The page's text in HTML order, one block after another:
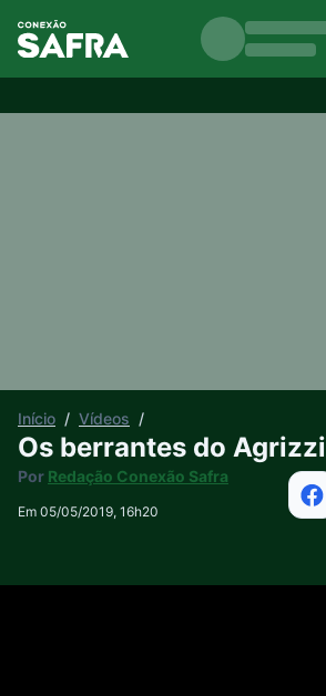
Início / Vídeos /
Os berrantes do Agrizzi
Por Redação Conexão Safra
Em 05/05/2019, 16h20